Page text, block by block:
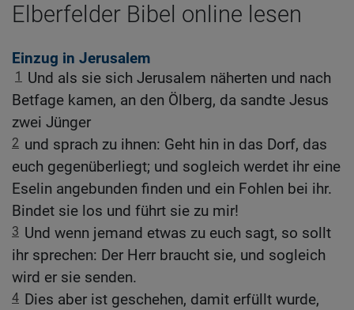
Elberfelder Bibel online lesen
Einzug in Jerusalem
1
Und als sie sich Jerusalem näherten und nach
Betfage kamen, an den Ölberg, da sandte Jesus
zwei Jünger
2 und sprach zu ihnen: Geht hin in das Dorf, das
euch gegenüberliegt; und sogleich werdet ihr eine
Eselin angebunden finden und ein Fohlen bei ihr.
Bindet sie los und führt sie zu mir!
3 Und wenn jemand etwas zu euch sagt, so sollt
ihr sprechen: Der Herr braucht sie, und sogleich
wird er sie senden.
4 Dies aber ist geschehen, damit erfüllt wurde,